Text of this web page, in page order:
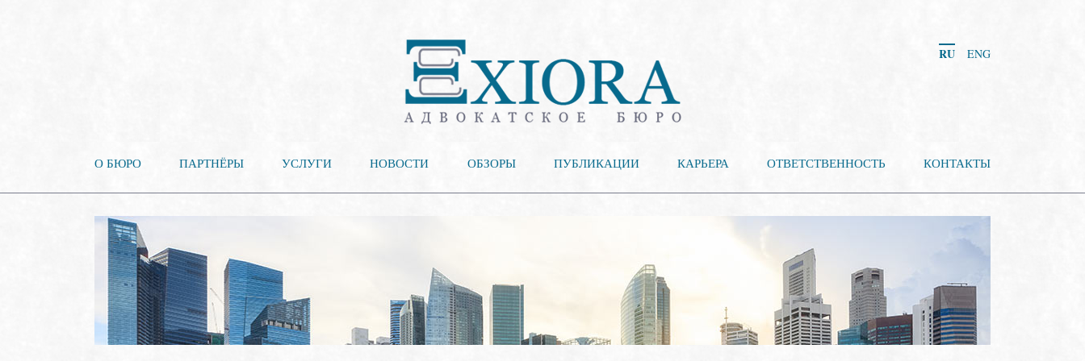
RU ENG
О БЮРО ПАРТНЁРЫ УСЛУГИ НОВОСТИ ОБЗОРЫ ПУБЛИКАЦИИ КАРЬЕРА ОТВЕТСТВЕННОСТЬ КОНТАКТЫ